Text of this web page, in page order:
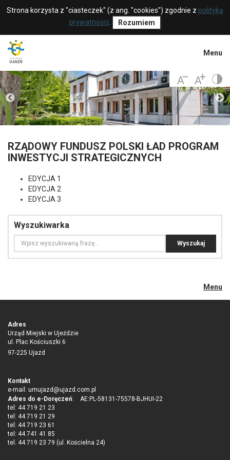
Strona korzysta z "ciasteczek" (z ang. "cookies") zgodnie z polityką
prywatności
Rozumiem
Menu
RZĄDOWY FUNDUSZ POLSKI ŁAD PROGRAM
INWESTYCJI STRATEGICZNYCH
EDYCJA 1
EDYCJA 2
EDYCJA 3
Wyszukiwarka
Menu
Adres
Urząd Miejski w Ujeździe
ul. Plac Kościuszki 6
97-225 Ujazd
Kontakt
e-mail: umujazd@ujazd.com.pl
Adres do e-Doręczeń: AE:PL-58131-75578-BJHUI-22
tel: 44 719 21 23
tel: 44 719 21 29
tel: 44 719 23 61
tel: 44 741 41 85
tel. 44 719 23 79 (ul. Kościelna 24)